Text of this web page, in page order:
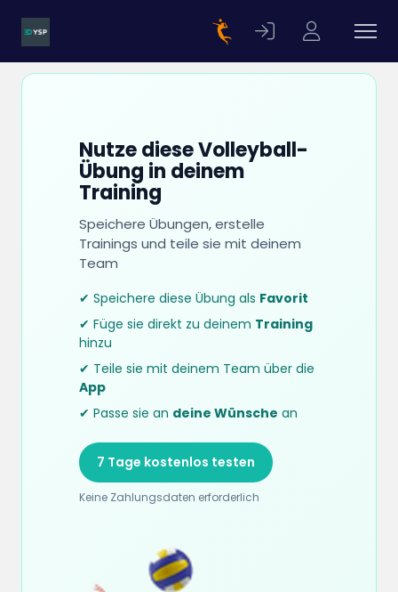
Nutze diese Volleyball-
Übung in deinem
Training
Speichere Übungen, erstelle
Trainings und teile sie mit deinem
Team
✔ Speichere diese Übung als Favorit
✔ Füge sie direkt zu deinem Training
hinzu
✔ Teile sie mit deinem Team über die
App
✔ Passe sie an deine Wünsche an
7 Tage kostenlos testen
Keine Zahlungsdaten erforderlich